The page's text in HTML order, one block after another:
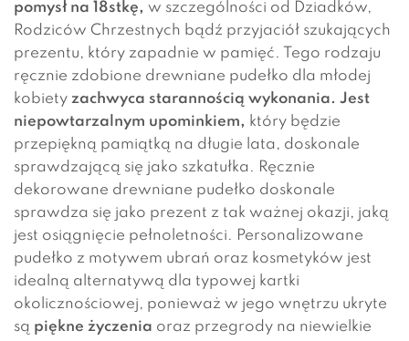
pomysł na 18stkę, w szczególności od Dziadków,
Rodziców Chrzestnych bądź przyjaciół szukających
prezentu, który zapadnie w pamięć. Tego rodzaju
ręcznie zdobione drewniane pudełko dla młodej
kobiety zachwyca starannością wykonania. Jest
niepowtarzalnym upominkiem, który będzie
przepiękną pamiątką na długie lata, doskonale
sprawdzającą się jako szkatułka. Ręcznie
dekorowane drewniane pudełko doskonale
sprawdza się jako prezent z tak ważnej okazji, jaką
jest osiągnięcie pełnoletności. Personalizowane
pudełko z motywem ubrań oraz kosmetyków jest
idealną alternatywą dla typowej kartki
okolicznościowej, ponieważ w jego wnętrzu ukryte
są piękne życzenia oraz przegrody na niewielkie